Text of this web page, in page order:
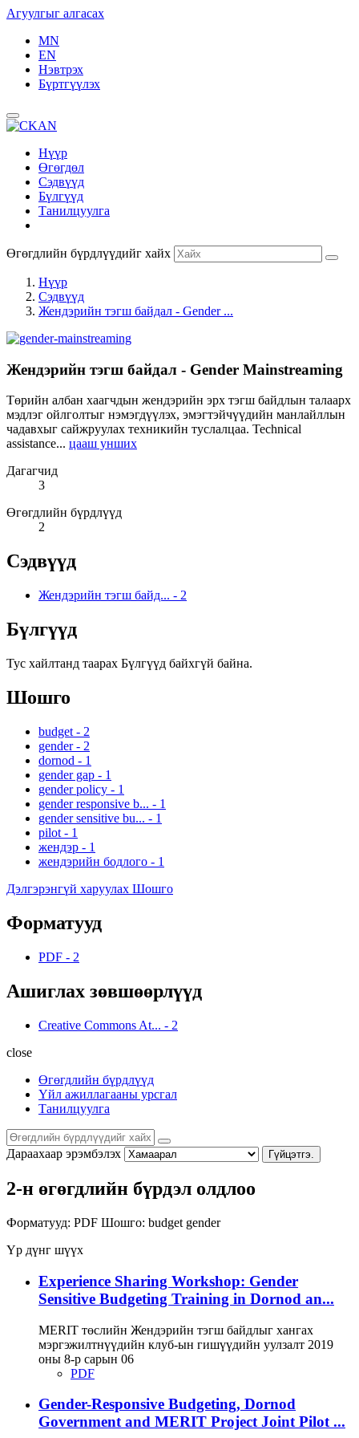
Агуулгыг алгасах
MN
EN
Нэвтрэх
Бүртгүүлэх
Нүүр
Өгөгдөл
Сэдвүүд
Бүлгүүд
Танилцуулга
Өгөгдлийн бүрдлүүдийг хайх
Нүүр
Сэдвүүд
Жендэрийн тэгш байдал - Gender ...
Жендэрийн тэгш байдал - Gender Mainstreaming
Төрийн албан хаагчдын жендэрийн эрх тэгш байдлын талаарх
мэдлэг ойлголтыг нэмэгдүүлэх, эмэгтэйчүүдийн манлайллын
чадавхыг сайжруулах техникийн туслалцаа. Technical
assistance... цааш унших
Дагагчид
3
Өгөгдлийн бүрдлүүд
2
Сэдвүүд
Жендэрийн тэгш байд... - 2
Бүлгүүд
Тус хайлтанд таарах Бүлгүүд байхгүй байна.
Шошго
budget - 2
gender - 2
dornod - 1
gender gap - 1
gender policy - 1
gender responsive b... - 1
gender sensitive bu... - 1
pilot - 1
жендэр - 1
жендэрийн бодлого - 1
Дэлгэрэнгүй харуулах Шошго
Форматууд
PDF - 2
Ашиглах зөвшөөрлүүд
Creative Commons At... - 2
close
Өгөгдлийн бүрдлүүд
Үйл ажиллагааны урсгал
Танилцуулга
Дараахаар эрэмбэлэх Гүйцэтгэ.
2-н өгөгдлийн бүрдэл олдлоо
Форматууд: PDF Шошго: budget gender
Үр дүнг шүүх
Experience Sharing Workshop: Gender
Sensitive Budgeting Training in Dornod an...
MERIT төслийн Жендэрийн тэгш байдлыг хангах
мэргэжилтнүүдийн клуб-ын гишүүдийн уулзалт 2019
оны 8-р сарын 06
PDF
Gender-Responsive Budgeting, Dornod
Government and MERIT Project Joint Pilot ...